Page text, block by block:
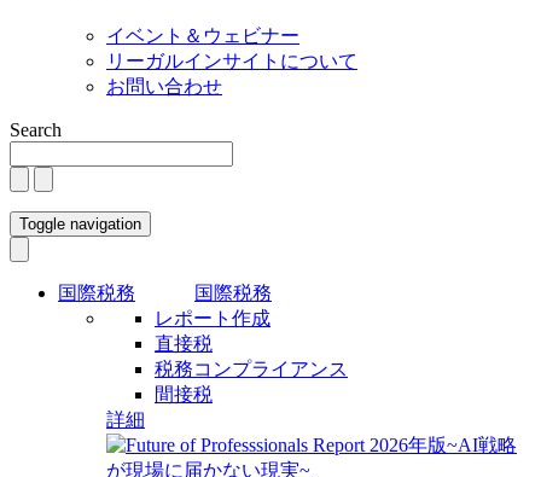
イベント＆ウェビナー
リーガルインサイトについて
お問い合わせ
Search
Toggle navigation
国際税務
国際税務
レポート作成
直接税
税務コンプライアンス
間接税
詳細